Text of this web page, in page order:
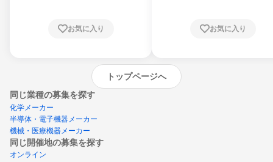
お気に入り お気に入り
トップページへ
同じ業種の募集を探す
化学メーカー
半導体・電子機器メーカー
機械・医療機器メーカー
同じ開催地の募集を探す
オンライン